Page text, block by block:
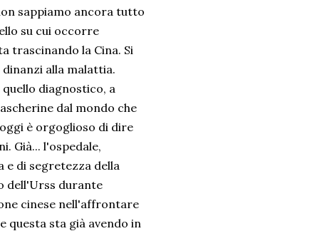
sappiamo ancora tutto
su cui occorre
trascinando la Cina. Si
alla malattia.
diagnostico, a
dal mondo che
è orgoglioso di dire
Già... l'ospedale,
e di segretezza della
dell'Urss durante
cinese nell'affrontare
questa sta già avendo in